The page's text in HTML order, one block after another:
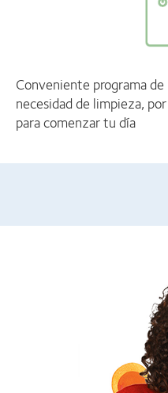
Conveniente programa
necesidad de limpieza,
para comenzar tu día